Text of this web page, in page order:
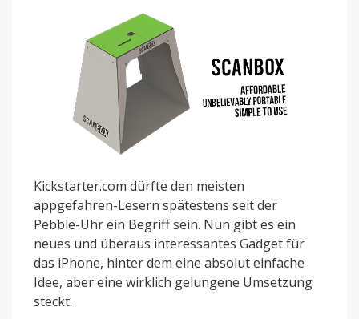
Kickstarter.com dürfte den meisten
appgefahren-Lesern spätestens seit der
Pebble-Uhr ein Begriff sein. Nun gibt es ein
neues und überaus interessantes Gadget für
das iPhone, hinter dem eine absolut einfache
Idee, aber eine wirklich gelungene Umsetzung
steckt.